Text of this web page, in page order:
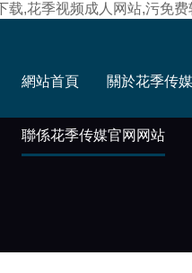
载,花季视频成人网站,污免
網站首頁 關於花季传
聯係花季传媒官网网站